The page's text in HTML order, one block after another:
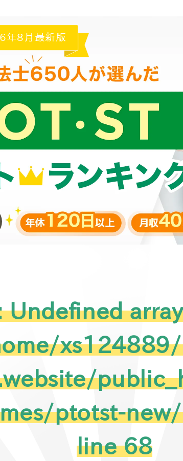
年8月 最新版
Undefined
ptotst-
line68